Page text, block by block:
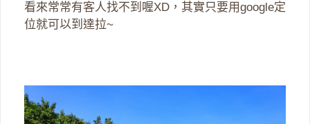
看來常常有客人找不到喔XD，其實只要用google定
位就可以到達拉~